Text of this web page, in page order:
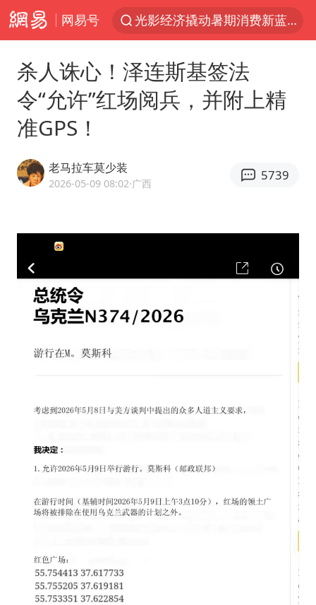
网易号
光影经济撬动暑期消费新蓝海
上四休三，但降薪1000元，你接受吗？
全民健身事业高质量发展
几元成本的AI广告导致千万市值蒸发
老挝国会主席赛宋蓬逝世
杀人诛心！泽连斯基签法
令“允许”红场阅兵，并附上精
准GPS！
老马拉车莫少装
2026-05-09 08:02·广西
5739